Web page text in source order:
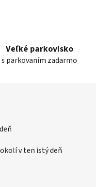
Veľké parkovisko
s parkovaním zadarmo
v ten istý deň